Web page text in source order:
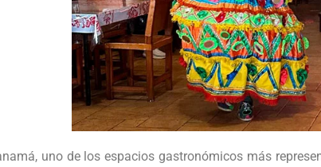
uno de los espacios gastronómicos más